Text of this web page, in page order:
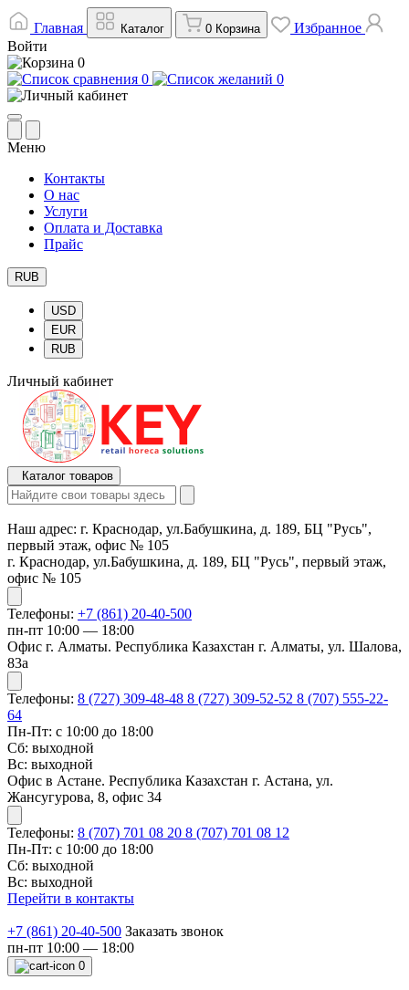
Главная Каталог 0 Корзина
Избранное
Войти
0
0
0
Меню
Контакты
О нас
Услуги
Оплата и Доставка
Прайс
RUB
USD
EUR
RUB
Личный кабинет
Каталог товаров
Наш адрес: г. Краснодар, ул.Бабушкина, д. 189, БЦ "Русь",
первый этаж, офис № 105
г. Краснодар, ул.Бабушкина, д. 189, БЦ "Русь", первый этаж,
офис № 105
Телефоны: +7 (861) 20-40-500
пн-пт 10:00 — 18:00
Офис г. Алматы. Республика Казахстан г. Алматы, ул. Шалова,
83а
Телефоны: 8 (727) 309-48-48 8 (727) 309-52-52 8 (707) 555-22-
64
Пн-Пт: с 10:00 до 18:00
Сб: выходной
Вс: выходной
Офис в Астане. Республика Казахстан г. Астана, ул.
Жансугурова, 8, офис 34
Телефоны: 8 (707) 701 08 20 8 (707) 701 08 12
Пн-Пт: с 10:00 до 18:00
Сб: выходной
Вс: выходной
Перейти в контакты
+7 (861) 20-40-500 Заказать звонок
пн-пт 10:00 — 18:00
0